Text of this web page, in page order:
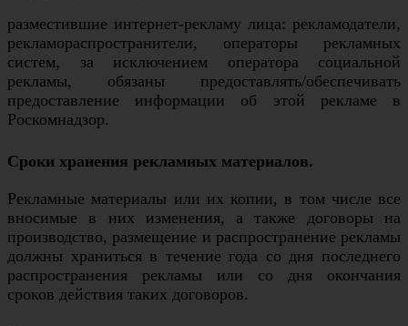
разместившие интернет-рекламу лица: рекламодатели,
рекламораспространители, операторы рекламных
систем, за исключением оператора социальной
рекламы, обязаны предоставлять/обеспечивать
предоставление информации об этой рекламе в
Роскомнадзор.
Сроки хранения рекламных материалов.
Рекламные материалы или их копии, в том числе все
вносимые в них изменения, а также договоры на
производство, размещение и распространение рекламы
должны храниться в течение года со дня последнего
распространения рекламы или со дня окончания
сроков действия таких договоров.